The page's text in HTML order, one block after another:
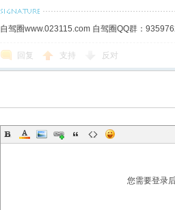
自驾圈www.023115.com 自驾圈QQ群：
回复 支持 反对
您需要登录